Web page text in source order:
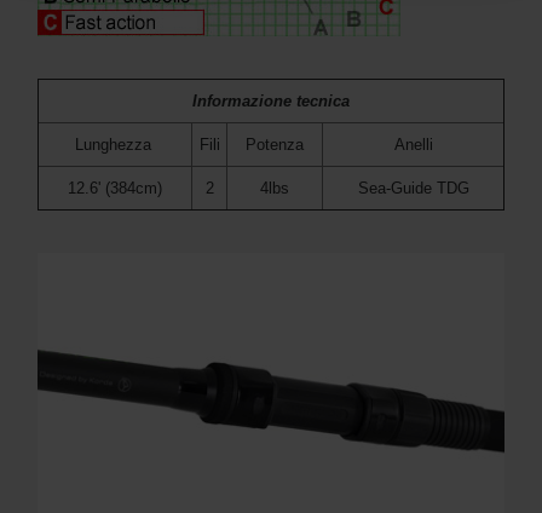
Informazione tecnica
Lunghezza Fili Potenza Anelli
12.6' (384cm) 2 4lbs Sea-Guide TDG